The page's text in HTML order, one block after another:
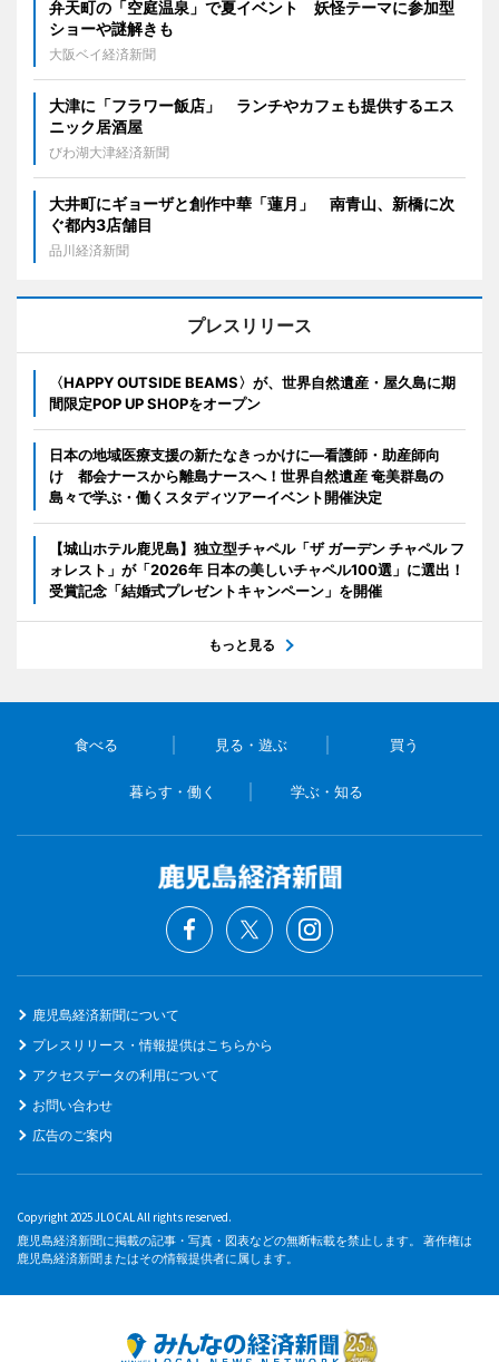
弁天町の「空庭温泉」で夏イベント 妖怪テーマに参加型
ショーや謎解きも
大阪ベイ経済新聞
大津に「フラワー飯店」 ランチやカフェも提供するエス
ニック居酒屋
びわ湖大津経済新聞
大井町にギョーザと創作中華「蓮月」 南青山、新橋に次
ぐ都内3店舗目
品川経済新聞
プレスリリース
〈HAPPY OUTSIDE BEAMS〉が、世界自然遺産・屋久島に期
間限定POP UP SHOPをオープン
日本の地域医療支援の新たなきっかけに―看護師・助産師向
け 都会ナースから離島ナースへ！世界自然遺産 奄美群島の
島々で学ぶ・働くスタディツアーイベント開催決定
【城山ホテル鹿児島】独立型チャペル「ザ ガーデン チャペル フ
ォレスト」が「2026年 日本の美しいチャペル100選」に選出！
受賞記念「結婚式プレゼントキャンペーン」を開催
もっと見る
食べる 見る・遊ぶ 買う
暮らす・働く 学ぶ・知る
鹿児島経済新聞について
プレスリリース・情報提供はこちらから
アクセスデータの利用について
お問い合わせ
広告のご案内
Copyright 2025 JLOCAL All rights reserved.
鹿児島経済新聞に掲載の記事・写真・図表などの無断転載を禁止します。 著作権は
鹿児島経済新聞またはその情報提供者に属します。